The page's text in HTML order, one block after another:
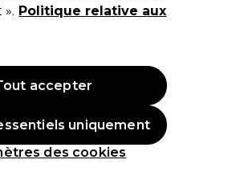
Politique relative aux
des cookies
uniquement
accepter